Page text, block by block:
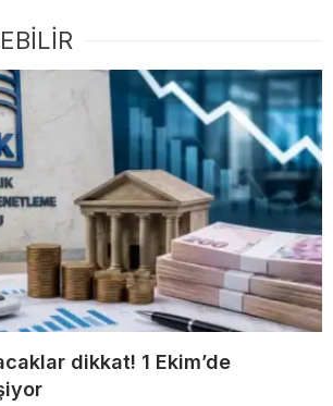
dikkat! 1 Ekim’de